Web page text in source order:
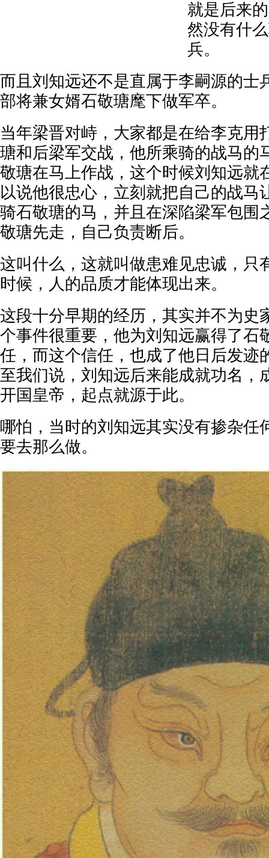
就是后来
然没有什
兵。
而且刘知远还不是直属于李嗣源的士
部将兼女婿石敬瑭麾下做军卒。
当年梁晋对峙，大家都是在给李克用
瑭和后梁军交战，他所乘骑的战马的
敬瑭在马上作战，这个时候刘知远就
以说他很忠心，立刻就把自己的战马
骑石敬瑭的马，并且在深陷梁军包围
敬瑭先走，自己负责断后。
这叫什么，这就叫做患难见忠诚，只
时候，人的品质才能体现出来。
这段十分早期的经历，其实并不为史
个事件很重要，他为刘知远赢得了石
任，而这个信任，也成了他日后发迹
至我们说，刘知远后来能成就功名，
开国皇帝，起点就源于此。
哪怕，当时的刘知远其实没有掺杂任
要去那么做。